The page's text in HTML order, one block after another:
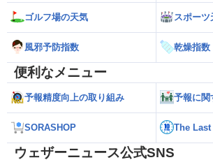
ゴルフ場の天気 スポーツ
風邪予防指数 乾燥指数
便利なメニュー
予報精度向上の取り組み 予報に関
SORASHOP The Last
ウェザーニュース公式SNS